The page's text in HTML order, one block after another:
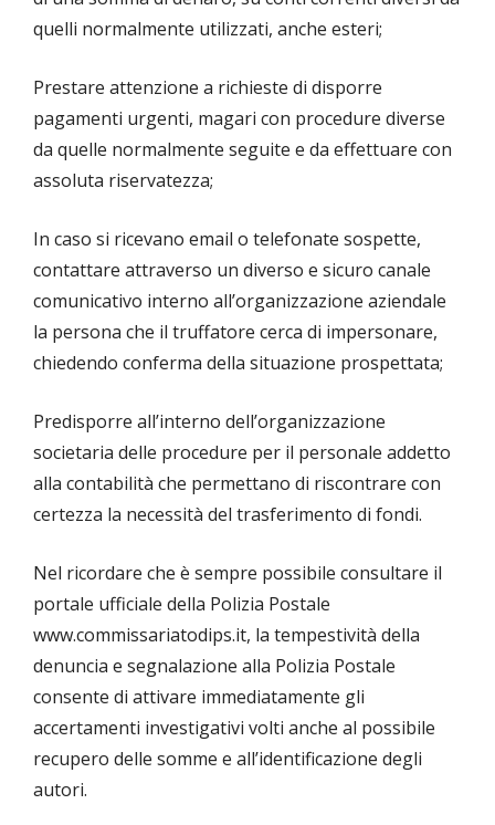
quelli normalmente utilizzati, anche esteri;
Prestare attenzione a richieste di disporre
pagamenti urgenti, magari con procedure diverse
da quelle normalmente seguite e da effettuare con
assoluta riservatezza;
In caso si ricevano email o telefonate sospette,
contattare attraverso un diverso e sicuro canale
comunicativo interno all’organizzazione aziendale
la persona che il truffatore cerca di impersonare,
chiedendo conferma della situazione prospettata;
Predisporre all’interno dell’organizzazione
societaria delle procedure per il personale addetto
alla contabilità che permettano di riscontrare con
certezza la necessità del trasferimento di fondi.
Nel ricordare che è sempre possibile consultare il
portale ufficiale della Polizia Postale
www.commissariatodips.it, la tempestività della
denuncia e segnalazione alla Polizia Postale
consente di attivare immediatamente gli
accertamenti investigativi volti anche al possibile
recupero delle somme e all’identificazione degli
autori.